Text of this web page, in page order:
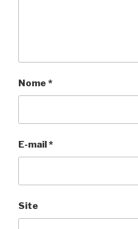
Nome *
E-mail*
Site